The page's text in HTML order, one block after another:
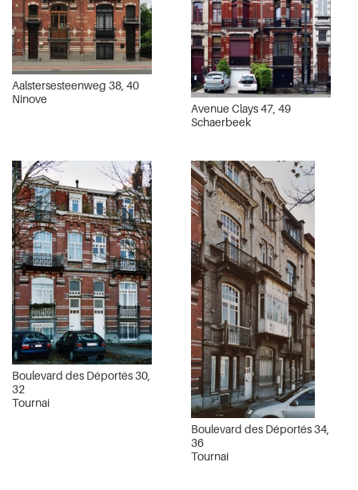
Aalstersesteenweg 38, 40
Ninove
Avenue Clays 47, 49
Schaerbeek
Boulevard des Déportés 30,
32
Tournai
Boulevard des Déportés 34,
36
Tournai